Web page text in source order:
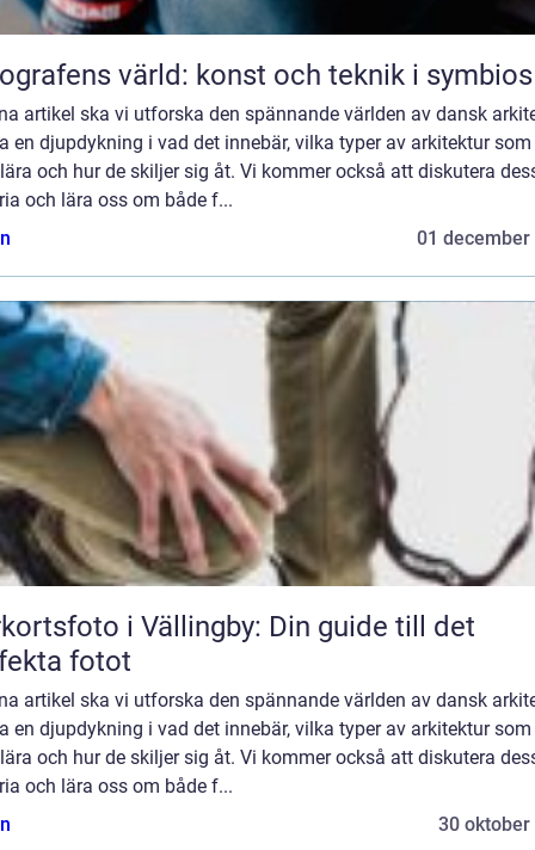
värld: konst och teknik i symbios
artikel ska vi utforska den spännande världen av dansk
en djupdykning i vad det innebär, vilka typer av arkitektur som
och hur de skiljer sig åt. Vi kommer också att diskutera
och lära oss om både f...
01 december
i Vällingby: Din guide till det
fotot
artikel ska vi utforska den spännande världen av dansk
en djupdykning i vad det innebär, vilka typer av arkitektur som
och hur de skiljer sig åt. Vi kommer också att diskutera
och lära oss om både f...
30 oktober